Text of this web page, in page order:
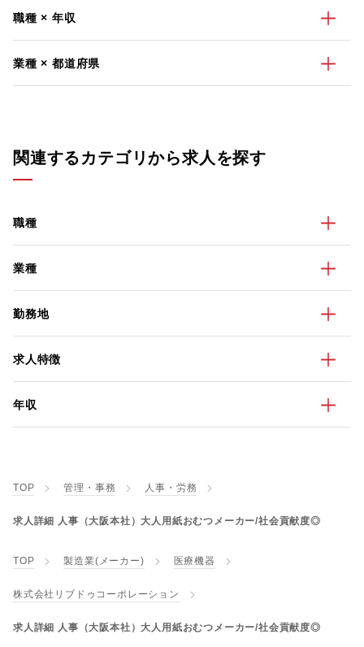
職種 × 年収
業種 × 都道府県
関連するカテゴリから求人を探す
職種
業種
勤務地
求人特徴
年収
TOP 管理・事務 人事・労務
求人詳細 人事（大阪本社）大人用紙おむつメーカー/社会貢献度◎
TOP 製造業(メーカー) 医療機器
株式会社リブドゥコーポレーション
求人詳細 人事（大阪本社）大人用紙おむつメーカー/社会貢献度◎